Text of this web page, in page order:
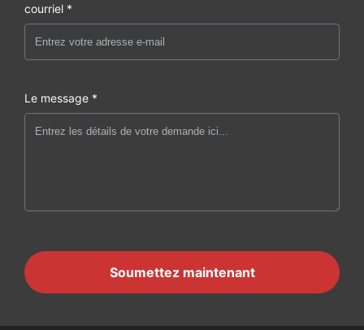
courriel *
Le message *
Soumettez maintenant